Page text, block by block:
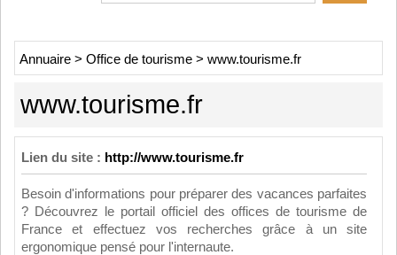
Annuaire > Office de tourisme > www.tourisme.fr
www.tourisme.fr
Lien du site : http://www.tourisme.fr
Besoin d'informations pour préparer des vacances parfaites
? Découvrez le portail officiel des offices de tourisme de
France et effectuez vos recherches grâce à un site
ergonomique pensé pour l'internaute.